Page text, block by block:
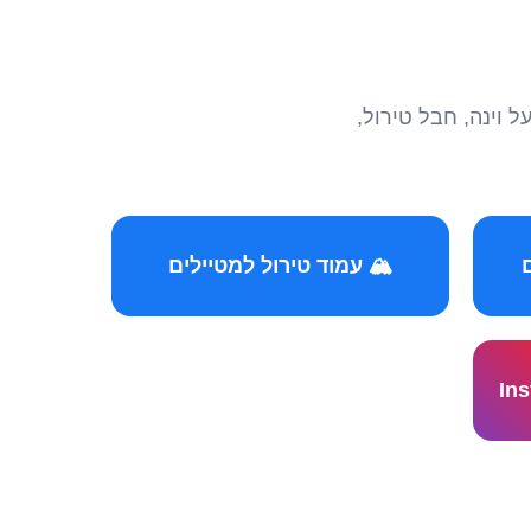
וינה, חבל טירול,
🏔️ עמוד טירול למטיילים